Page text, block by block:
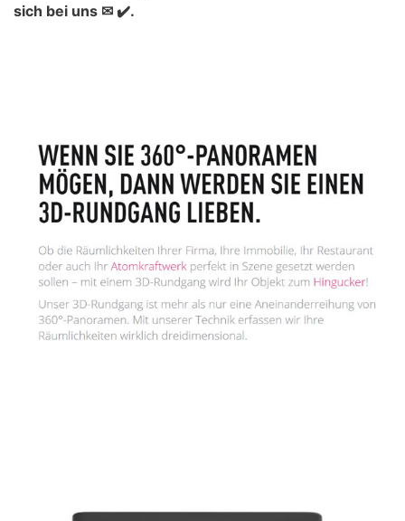
sich bei uns ✉ ✔️.